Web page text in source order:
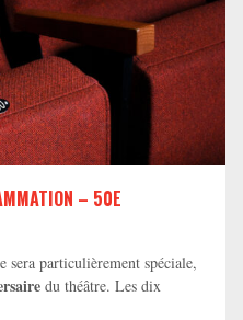
– 50E
sera particulièrement spéciale,
du théâtre. Les dix